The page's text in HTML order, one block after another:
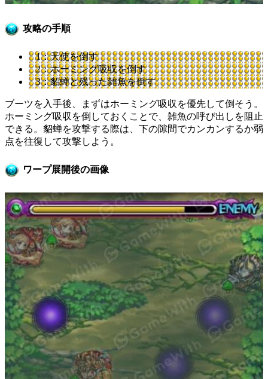
攻略の手順
1：天使を倒す
2：ホーミング吸収を倒す
3：貂蝉と残った雑魚を倒す
ブーツを入手後、まずはホーミング吸収を優先して倒そう。
ホーミング吸収を倒しておくことで、雑魚の呼び出しを阻止
できる。貂蝉を攻撃する際は、下の隙間でカンカンするか弱
点を往復して攻撃しよう。
ワープ展開後の画像